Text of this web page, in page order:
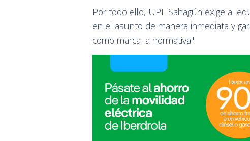
Por todo ello, UPL Sahagún exige al
en el asunto de manera inmediata y
como marca la normativa".